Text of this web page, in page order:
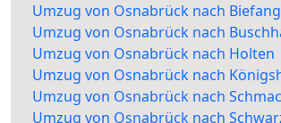
Umzug von Osnabrück nach Biefang
Umzug von Osnabrück nach
Umzug von Osnabrück nach Holten
Umzug von Osnabrück nach
Umzug von Osnabrück nach
Umzug von Osnabrück nach